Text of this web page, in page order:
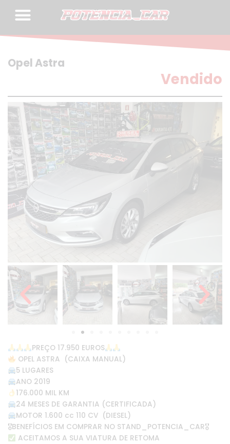
Opel Astra
Vendido
PREÇO 17.950 EUROS
OPEL ASTRA (CAIXA MANUAL)
5 LUGARES
ANO 2019
176.000 MIL KM
24 MESES DE GARANTIA (CERTIFICADA)
MOTOR 1.600 cc 110 CV (DIESEL)
🎖BENEFÍCIOS EM COMPRAR NO STAND_POTENCIA_CAR🎖
ACEITAMOS A SUA VIATURA DE RETOMA